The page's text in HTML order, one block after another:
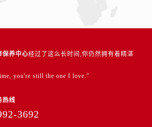
保养中心经过了这么长时间,你仍然拥有着精湛
you're still the one I love.”
热线
3692